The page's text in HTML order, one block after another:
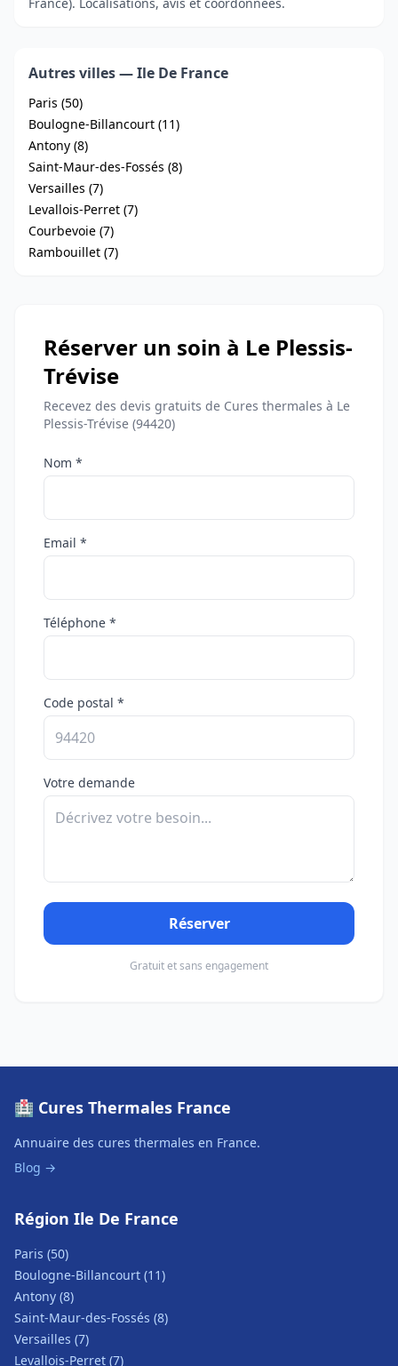
Autres villes — Ile De France
Paris (50)
Boulogne-Billancourt (11)
Antony (8)
Saint-Maur-des-Fossés (8)
Versailles (7)
Levallois-Perret (7)
Courbevoie (7)
Rambouillet (7)
Réserver un soin à Le Plessis-
Trévise
Recevez des devis gratuits de Cures thermales à Le
Plessis-Trévise (94420)
Nom *
Email *
Téléphone *
Code postal *
Votre demande
Réserver
Gratuit et sans engagement
🏥 Cures Thermales France
Annuaire des cures thermales en France.
Blog →
Région Ile De France
Paris (50)
Boulogne-Billancourt (11)
Antony (8)
Saint-Maur-des-Fossés (8)
Versailles (7)
Levallois-Perret (7)